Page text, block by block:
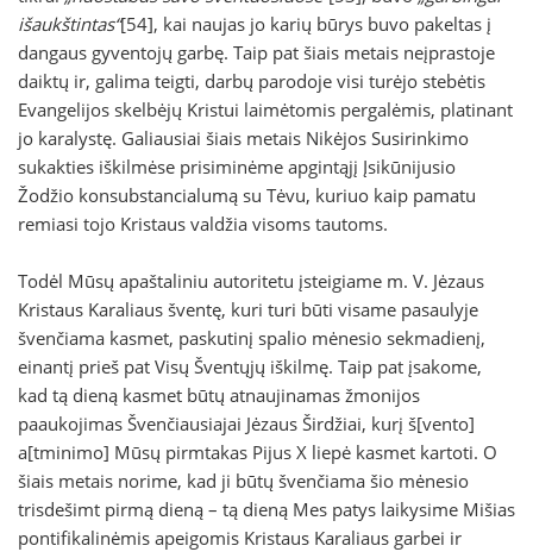
išaukštintas“[54], kai naujas jo karių būrys buvo pakeltas į
dangaus gyventojų garbę. Taip pat šiais metais neįprastoje
daiktų ir, galima teigti, darbų parodoje visi turėjo stebėtis
Evangelijos skelbėjų Kristui laimėtomis pergalėmis, platinant
jo karalystę. Galiausiai šiais metais Nikėjos Susirinkimo
sukakties iškilmėse prisiminėme apgintąjį Įsikūnijusio
Žodžio konsubstancialumą su Tėvu, kuriuo kaip pamatu
remiasi tojo Kristaus valdžia visoms tautoms.
Todėl Mūsų apaštaliniu autoritetu įsteigiame m. V. Jėzaus
Kristaus Karaliaus šventę, kuri turi būti visame pasaulyje
švenčiama kasmet, paskutinį spalio mėnesio sekmadienį,
einantį prieš pat Visų Šventųjų iškilmę. Taip pat įsakome,
kad tą dieną kasmet būtų atnaujinamas žmonijos
paaukojimas Švenčiausiajai Jėzaus Širdžiai, kurį š[vento]
a[tminimo] Mūsų pirmtakas Pijus X liepė kasmet kartoti. O
šiais metais norime, kad ji būtų švenčiama šio mėnesio
trisdešimt pirmą dieną – tą dieną Mes patys laikysime Mišias
pontifikalinėmis apeigomis Kristaus Karaliaus garbei ir